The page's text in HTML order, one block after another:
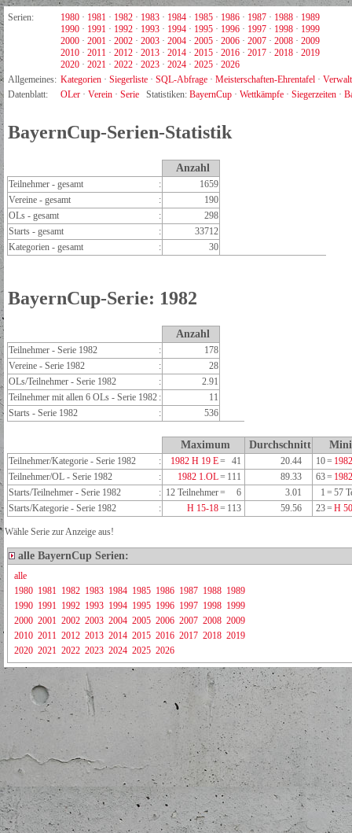
Serien: 1980 · 1981 · 1982 · 1983 · 1984 · 1985 · 1986 · 1987 · 1988 · 1989
1990 · 1991 · 1992 · 1993 · 1994 · 1995 · 1996 · 1997 · 1998 · 1999
2000 · 2001 · 2002 · 2003 · 2004 · 2005 · 2006 · 2007 · 2008 · 2009
2010 · 2011 · 2012 · 2013 · 2014 · 2015 · 2016 · 2017 · 2018 · 2019
2020 · 2021 · 2022 · 2023 · 2024 · 2025 · 2026
Allgemeines: Kategorien · Siegerliste · SQL-Abfrage · Meisterschaften-Ehrentafel ·
Datenblatt:
OLer · Verein · Serie Statistiken: BayernCup · Wettkämpfe · Siegerzeiten ·
BayernCup-Serien-Statistik
Anzahl
Teilnehmer - gesamt :
1659
Vereine - gesamt
:
190
OLs - gesamt
:
298
Starts - gesamt
:
33712
Kategorien - gesamt
: 30
BayernCup-Serie: 1982
Anzahl
Teilnehmer - Serie 1982 :
178
Vereine - Serie 1982
:
28
OLs/Teilnehmer - Serie 1982
:
2.91
Teilnehmer mit allen 6 OLs - Serie 1982 :
11
Starts - Serie 1982
: 536
Maximum Durchschnitt
Teilnehmer/Kategorie - Serie 1982 : 1982 H 19 E= 41 20.44 10=
Teilnehmer/OL - Serie 1982
: 1982 1.OL= 111 89.33 63=
Starts/Teilnehmer - Serie 1982
: 12 Teilnehmer= 6 3.01 1 = 57
Starts/Kategorie - Serie 1982
: H 15-18= 113 59.56 23= H
Wähle Serie zur Anzeige aus!
alle BayernCup Serien:
alle
1980 1981 1982 1983 1984 1985 1986 1987 1988 1989
1990 1991 1992 1993 1994 1995 1996 1997 1998 1999
2000 2001 2002 2003 2004 2005 2006 2007 2008 2009
2010 2011 2012 2013 2014 2015 2016 2017 2018 2019
2020 2021 2022 2023 2024 2025 2026